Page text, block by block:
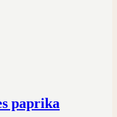
paprika